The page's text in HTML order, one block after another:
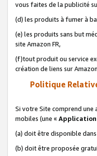
vous faites de la publicité
(d) les produits à fumer à
(e) les produits sans but
site Amazon FR,
(f)tout produit ou service
création de liens sur
Politique
Si votre Site comprend
mobiles (une « Application
(a) doit être disponible
(b) doit être proposée